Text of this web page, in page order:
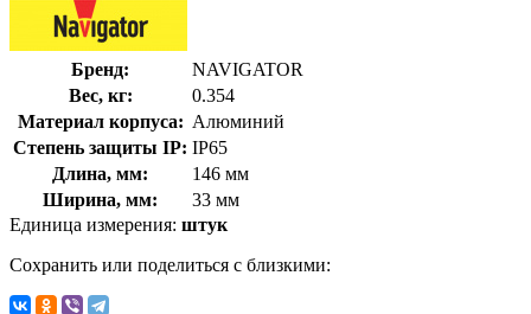
Бренд:
NAVIGATOR
Вес, кг:
0.354
Материал корпуса: Алюминий
Степень защиты IP: IP65
Длина, мм:
146 мм
Ширина, мм:
33 мм
Единица измерения: штук
Сохранить или поделиться с близкими: